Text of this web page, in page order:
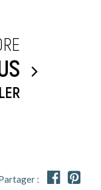
:  